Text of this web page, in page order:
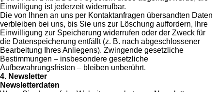
Einwilligung ist jederzeit widerrufbar.
Die von Ihnen an uns per Kontaktanfragen übersandten Daten
verbleiben bei uns, bis Sie uns zur Löschung auffordern, Ihre
Einwilligung zur Speicherung widerrufen oder der Zweck für
die Datenspeicherung entfällt (z. B. nach abgeschlossener
Bearbeitung Ihres Anliegens). Zwingende gesetzliche
Bestimmungen – insbesondere gesetzliche
Aufbewahrungsfristen – bleiben unberührt.
4. Newsletter
Newsletterdaten